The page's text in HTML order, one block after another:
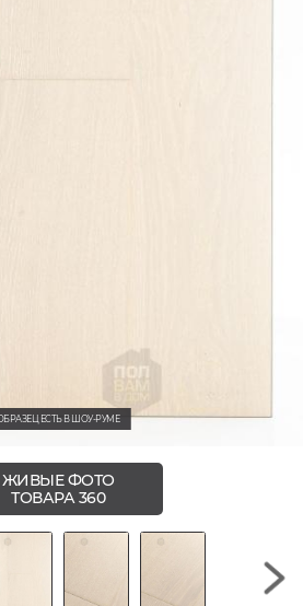
ЕСТЬ В ШОУ-РУМЕ
ЖИВЫЕ ФОТО
ТОВАРА 360